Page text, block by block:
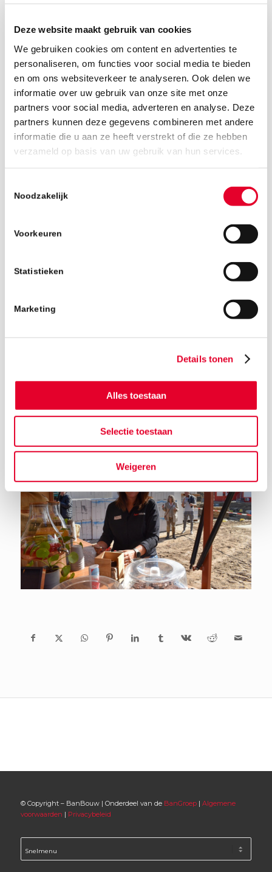
Deze website maakt gebruik van cookies
We gebruiken cookies om content en advertenties te
personaliseren, om functies voor social media te bieden
en om ons websiteverkeer te analyseren. Ook delen we
informatie over uw gebruik van onze site met onze
partners voor social media, adverteren en analyse. Deze
partners kunnen deze gegevens combineren met andere
informatie die u aan ze heeft verstrekt of die ze hebben
verzameld op basis van uw gebruik van hun services.
Noodzakelijk
Voorkeuren
Statistieken
Marketing
Details tonen
Alles toestaan
Selectie toestaan
Weigeren
24 september 2025
Terug naar het nieuwsoverzicht
© Copyright – BanBouw | Onderdeel van de BanGroep| Algemene
voorwaarden | Privacybeleid